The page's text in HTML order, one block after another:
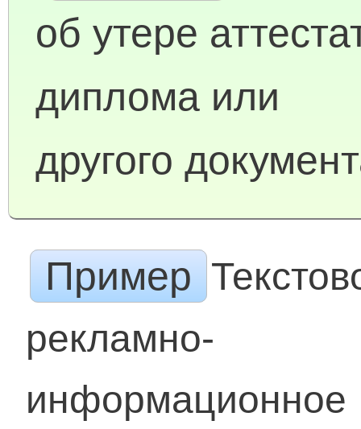
об утере
диплома или
другого
Пример
рекламно-
информационное